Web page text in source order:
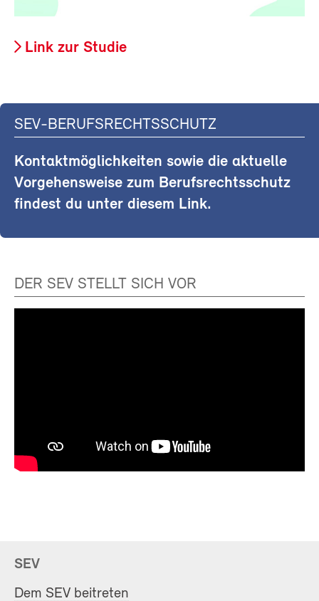
Link zur Studie
SEV-BERUFSRECHTSSCHUTZ
Kontaktmöglichkeiten sowie die aktuelle
Vorgehensweise zum Berufsrechtsschutz
findest du unter diesem Link.
DER SEV STELLT SICH VOR
SEV
Dem SEV beitreten